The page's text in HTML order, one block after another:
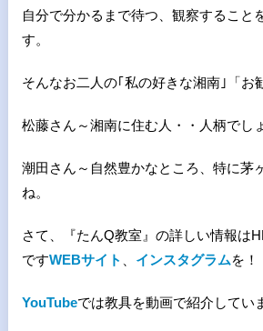
自分で分かるまで待つ、観察すること
す。
そんなお二人の｢私の好きな湘南｣「お
松藤さん～湘南に住む人・・人柄でし
潮田さん～自然豊かなところ、特に茅
ね。
さて、『たんQ教室』の詳しい情報は
ですWEBサイト インスタグラムを！
YouTubeでは教具を動画で紹介してい